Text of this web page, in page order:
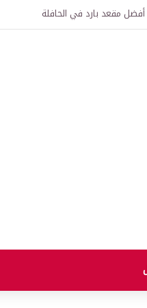
دمشق.. منح دراسية واعتراف بالشهادات